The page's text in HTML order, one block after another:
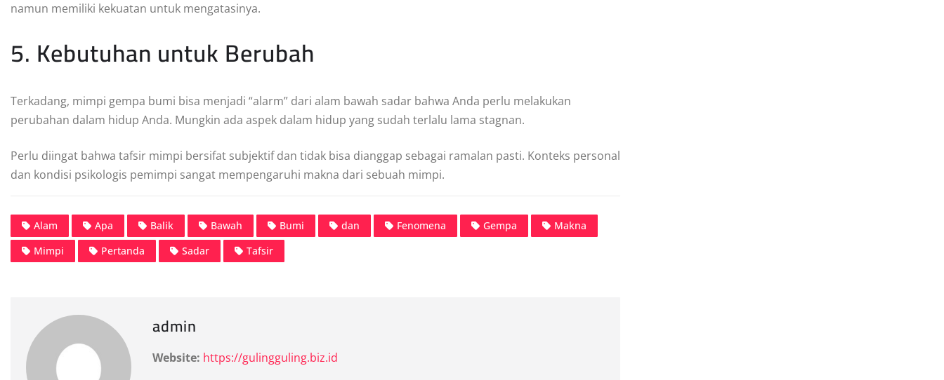
namun memiliki kekuatan untuk mengatasinya.
5. Kebutuhan untuk Berubah
Terkadang, mimpi gempa bumi bisa menjadi “alarm” dari alam bawah sadar bahwa Anda perlu melakukan
perubahan dalam hidup Anda. Mungkin ada aspek dalam hidup yang sudah terlalu lama stagnan.
Perlu diingat bahwa tafsir mimpi bersifat subjektif dan tidak bisa dianggap sebagai ramalan pasti. Konteks personal
dan kondisi psikologis pemimpi sangat mempengaruhi makna dari sebuah mimpi.
Alam Apa Balik Bawah Bumi dan Fenomena Gempa
Makna
Mimpi
Pertanda Sadar Tafsir
admin
Website: https://gulingguling.biz.id